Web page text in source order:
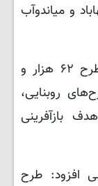
و میاندوآب
او بیان کرد: ارزش ریالی این تعداد طرح ۶۲ هزار و
روبنایی،
بازآفرینی
افزود: طرح‌